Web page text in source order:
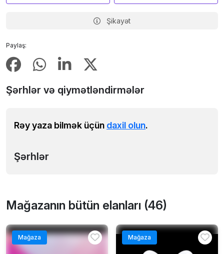
Paylaş:
Şikayət
Şərhlər və qiymətləndirmələr
Rəy yaza bilmək üçün daxil olun.
Şərhlər
Mağazanın bütün elanları (46)
Mağaza Mağaza